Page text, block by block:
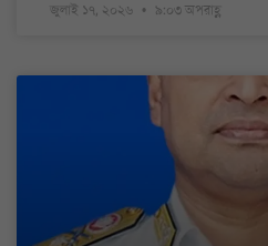
জুলাই ১৭, ২০২৬ ৯:০৩ অপরাহ্ণ